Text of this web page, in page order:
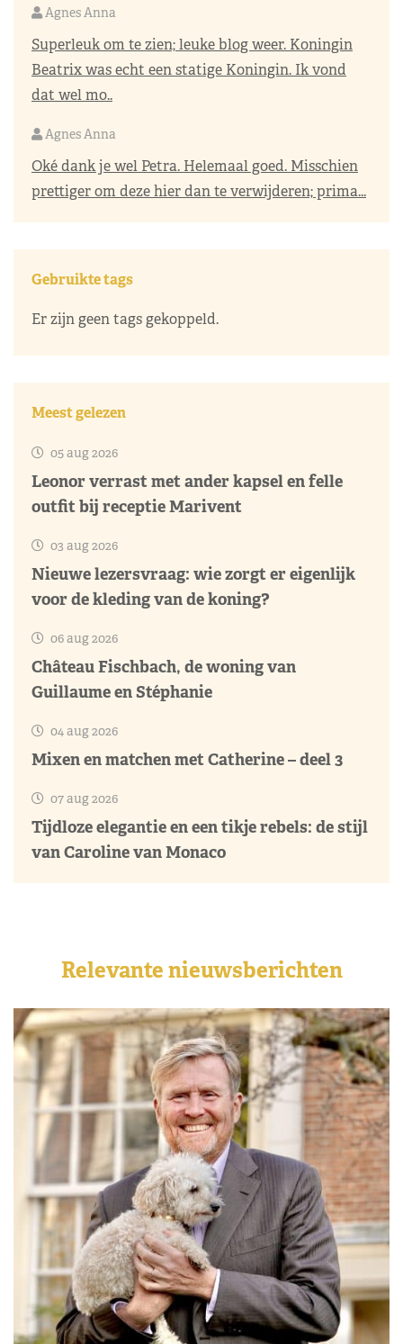
Agnes Anna
Superleuk om te zien; leuke blog weer. Koningin
Beatrix was echt een statige Koningin. Ik vond
dat wel mo..
Agnes Anna
Oké dank je wel Petra. Helemaal goed. Misschien
prettiger om deze hier dan te verwijderen; prima...
Gebruikte tags
Er zijn geen tags gekoppeld.
Meest gelezen
05 aug 2026
Leonor verrast met ander kapsel en felle
outfit bij receptie Marivent
03 aug 2026
Nieuwe lezersvraag: wie zorgt er eigenlijk
voor de kleding van de koning?
06 aug 2026
Château Fischbach, de woning van
Guillaume en Stéphanie
04 aug 2026
Mixen en matchen met Catherine – deel 3
07 aug 2026
Tijdloze elegantie en een tikje rebels: de stijl
van Caroline van Monaco
Relevante nieuwsberichten